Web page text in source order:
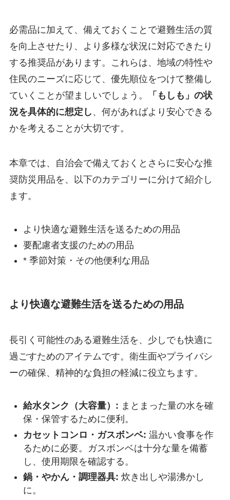
必需品に加えて、備えておくことで避難生活の質
を向上させたり、より多様な状況に対応できたり
する推奨品があります。これらは、地域の特性や
住民のニーズに応じて、優先順位をつけて整備し
ていくことが望ましいでしょう。
「もしも」の状
況を具体的に想定し 、何があればより安心できる
かを考えることが大切です。
本章では、自治会で備えておくとさらに安心な推
奨防災用品を、以下のカテゴリーに分けて紹介し
ます。
より快適な避難生活を送るための用品
要配慮者支援のための用品
* 季節対策・その他便利な用品
より快適な避難生活を送るための用品
長引く可能性のある避難生活を、少しでも快適に
過ごすためのアイテムです。衛生面やプライバシ
ーの確保、精神的な負担の軽減に役立ちます。
給水タンク（大容量）: まとまった量の水を確
保・保管するために便利。
カセットコンロ・ガスボンベ: 温かい食事を作
るために必要。ガスボンベは十分な量を備蓄
し、使用期限を確認する。
鍋・やかん・調理器具: 炊き出しや湯沸かし
に。